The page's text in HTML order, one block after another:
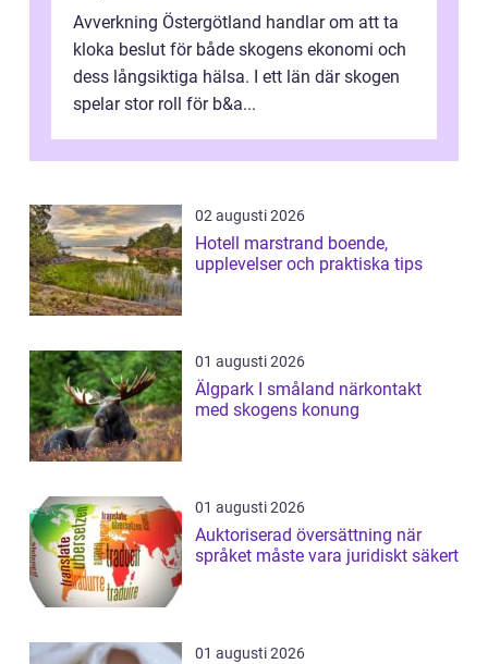
Avverkning Östergötland handlar om att ta
kloka beslut för både skogens ekonomi och
dess långsiktiga hälsa. I ett län där skogen
spelar stor roll för b&a...
02 augusti 2026
Hotell marstrand boende,
upplevelser och praktiska tips
01 augusti 2026
Älgpark I småland närkontakt
med skogens konung
01 augusti 2026
Auktoriserad översättning när
språket måste vara juridiskt säkert
01 augusti 2026